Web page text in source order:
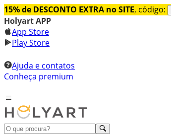
15% de DESCONTO EXTRA no SITE, código:
Holyart APP
App Store
Play Store
Ajuda e contatos
Conheça premium